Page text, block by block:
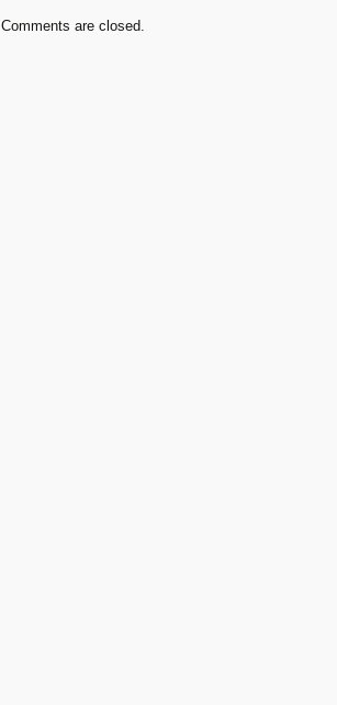
Comments are closed.